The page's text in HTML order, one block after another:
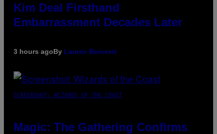
Kim Deal Firsthand
Embarrassment Decades Later
3 hours agoBy Lauren Boisvert
SCREENSHOT: WIZARDS OF THE COAST
Magic: The Gathering Confirms